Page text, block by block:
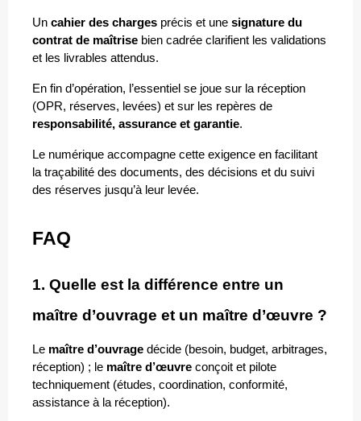
Un cahier des charges précis et une signature du
contrat de maîtrise bien cadrée clarifient les validations
et les livrables attendus.
En fin d’opération, l’essentiel se joue sur la réception
responsabilité, assurance et garantie.
Le numérique accompagne cette exigence en facilitant
la traçabilité des documents, des décisions et du suivi
des réserves jusqu’à leur levée.
FAQ
1. Quelle est la différence entre un
maître d’ouvrage et un maître d’œuvre ?
Le maître d’ouvrage décide (besoin, budget, arbitrages,
réception) ; le maître d’œuvre conçoit et pilote
techniquement (études, coordination, conformité,
assistance à la réception).